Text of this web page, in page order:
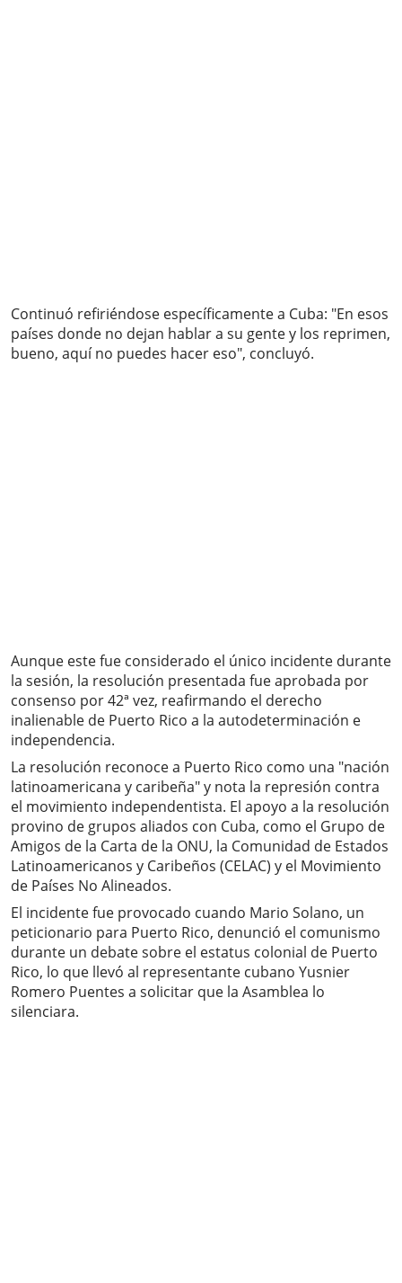
Continuó refiriéndose específicamente a Cuba: "En esos
países donde no dejan hablar a su gente y los reprimen,
bueno, aquí no puedes hacer eso", concluyó.
Aunque este fue considerado el único incidente durante
la sesión, la resolución presentada fue aprobada por
consenso por 42ª vez, reafirmando el derecho
inalienable de Puerto Rico a la autodeterminación e
independencia.
La resolución reconoce a Puerto Rico como una "nación
latinoamericana y caribeña" y nota la represión contra
el movimiento independentista. El apoyo a la resolución
provino de grupos aliados con Cuba, como el Grupo de
Amigos de la Carta de la ONU, la Comunidad de Estados
Latinoamericanos y Caribeños (CELAC) y el Movimiento
de Países No Alineados.
El incidente fue provocado cuando Mario Solano, un
peticionario para Puerto Rico, denunció el comunismo
durante un debate sobre el estatus colonial de Puerto
Rico, lo que llevó al representante cubano Yusnier
Romero Puentes a solicitar que la Asamblea lo
silenciara.